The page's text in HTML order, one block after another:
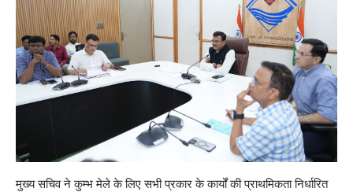
मुख्य सचिव ने कुम्भ मेले के लिए सभी प्रकार के कार्यों की प्राथमिकता निर्धारित